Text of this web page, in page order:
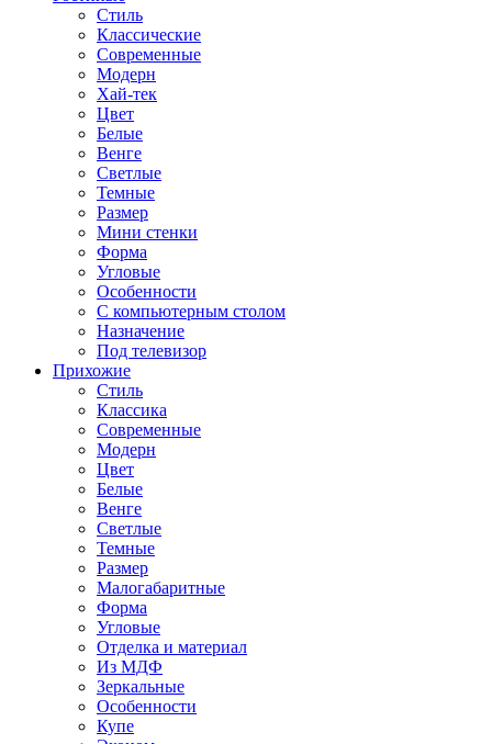
Стиль
Классические
Современные
Модерн
Хай-тек
Цвет
Белые
Венге
Светлые
Темные
Размер
Мини стенки
Форма
Угловые
Особенности
С компьютерным столом
Назначение
Под телевизор
Прихожие
Стиль
Классика
Современные
Модерн
Цвет
Белые
Венге
Светлые
Темные
Размер
Малогабаритные
Форма
Угловые
Отделка и материал
Из МДФ
Зеркальные
Особенности
Купе